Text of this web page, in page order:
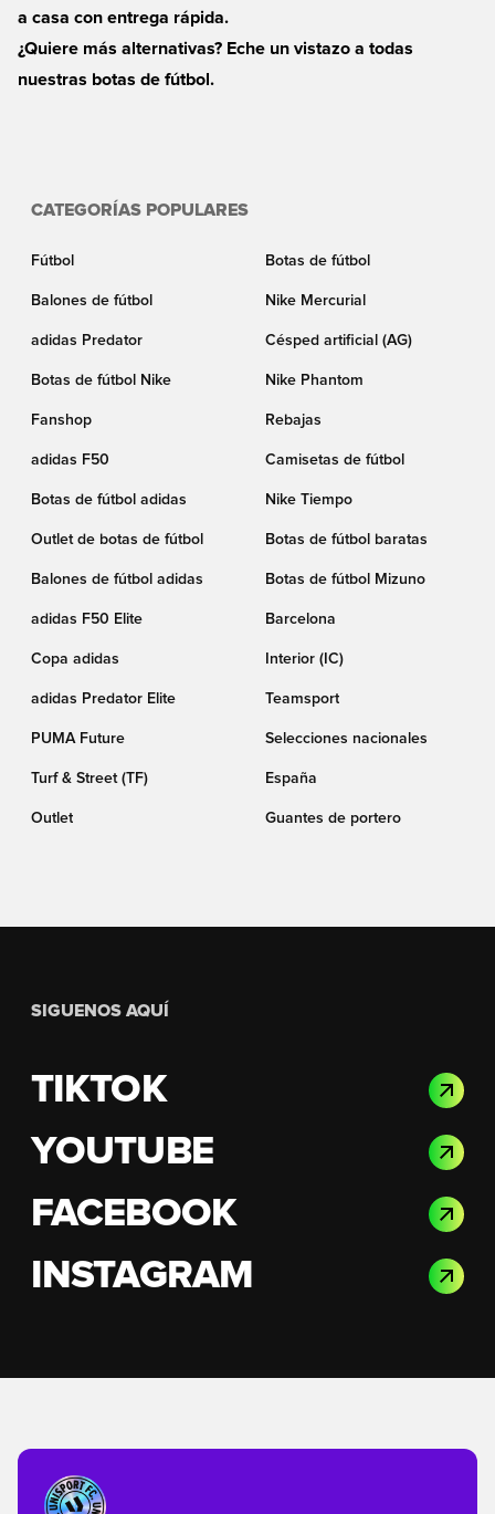
a casa con entrega rápida.
¿Quiere más alternativas? Eche un vistazo a todas
nuestras botas de fútbol .
CATEGORÍAS POPULARES
Fútbol Botas de fútbol
Balones de fútbol Nike Mercurial
adidas Predator Césped artificial (AG)
Botas de fútbol Nike Nike Phantom
Fanshop Rebajas
adidas F50 Camisetas de fútbol
Botas de fútbol adidas Nike Tiempo
Outlet de botas de fútbol Botas de fútbol baratas
Balones de fútbol adidas Botas de fútbol Mizuno
adidas F50 Elite Barcelona
Copa adidas Interior (IC)
adidas Predator Elite Teamsport
PUMA Future Selecciones nacionales
Turf & Street (TF) España
Outlet Guantes de portero
SIGUENOS AQUÍ
TIKTOK
YOUTUBE
FACEBOOK
INSTAGRAM